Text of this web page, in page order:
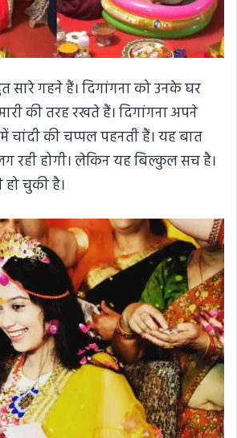
सारे गहने हैं। दिगांगना को उनके घर
की तरह रखते हैं। दिगांगना अपने
चांदी की चप्पल पहनती हैं। यह बात
होगी। लेकिन यह बिल्कुल सच है।
हो चुकी है।